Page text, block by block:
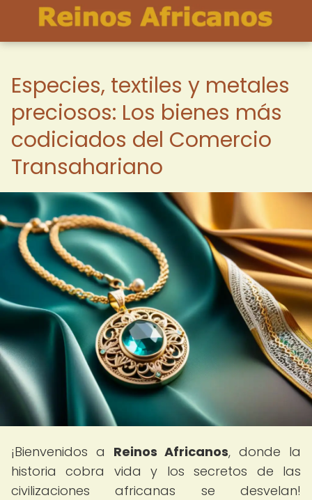
Especies, textiles y metales
preciosos: Los bienes más
codiciados del Comercio
Transahariano
¡Bienvenidos a Reinos Africanos, donde la
historia cobra vida y los secretos de las
civilizaciones africanas se desvelan!